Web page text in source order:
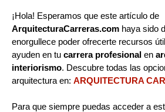
¡Hola! Esperamos que este artículo de
ArquitecturaCarreras.com haya sido
enorgullece poder ofrecerte recursos
ayuden en tu carrera profesional en
interiorismo. Descubre todas las
arquitectura en: ARQUITECTURA
Para que siempre puedas acceder a